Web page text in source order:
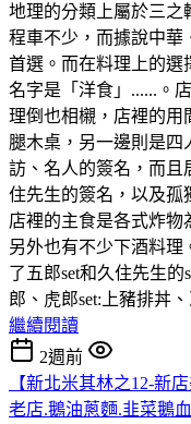
地理的分類上屬於三之
程車不少，而據說中華
首選。而在料理上的選
名字是「洋食」......。
理倒也相櫬，店裡的用
腿木桌，另一邊則是
訪、名人的簽名，而且
住先生的簽名，以及孤
店裡的主食是各式炸物
另外也有不少下酒料
了五郎set和久住先生
郎、虎郎set:上豬排丼
繼續閱讀
2週前
【新北米其林之12-新
老店.鵝油蔥麵.韭菜鵝